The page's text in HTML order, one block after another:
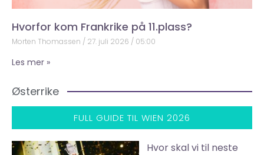
Hvorfor kom Frankrike på 11.plass?
Morten Thomassen 27. juli 2026 05:00
Les mer »
Østerrike
FULL GUIDE TIL WIEN 2026
Hvor skal vi til neste